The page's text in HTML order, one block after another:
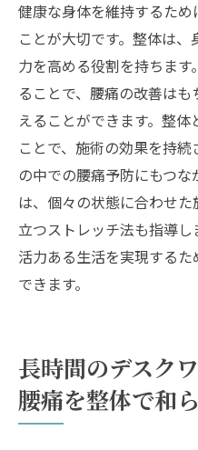
健康な身体を維持するた
ことが大切です。整体は
力を高める役割を持ちま
ることで、腰痛の改善は
えることができます。整
ことで、施術の効果を持
の中での腰痛予防にもつ
は、個々の状態に合わせ
立つストレッチ法も指導
活力ある生活を実現する
できます。
長時間のデスク
腰痛を整体で和